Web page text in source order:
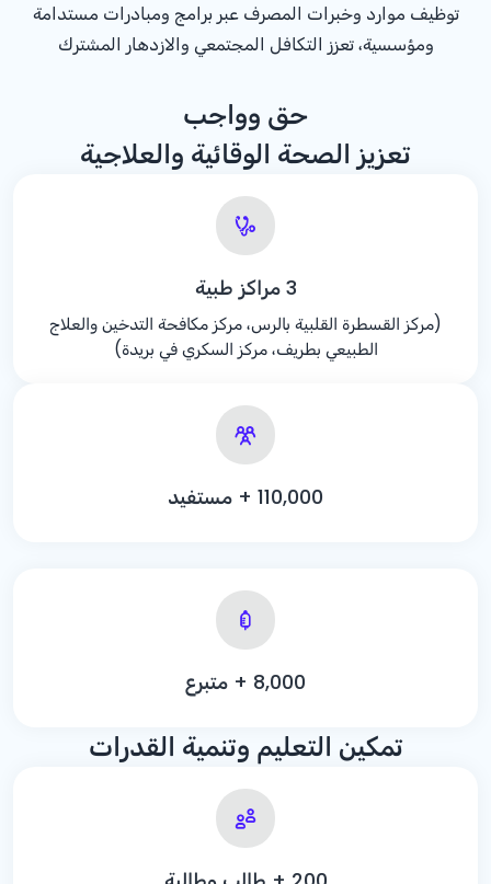
توظيف موارد وخبرات المصرف عبر برامج ومبادرات مستدامة
ومؤسسية، تعزز التكافل المجتمعي والازدهار المشترك
حق وواجب
تعزيز الصحة الوقائية والعلاجية
3 مراكز طبية
(مركز القسطرة القلبية بالرس، مركز مكافحة التدخين والعلاج
الطبيعي بطريف، مركز السكري في بريدة)
000,
+ 110 مستفيد
000,
+ 8 متبرع
تمكين التعليم وتنمية القدرات